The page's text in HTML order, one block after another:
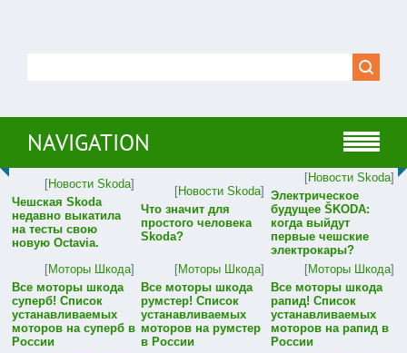
NAVIGATION
[Новости Skoda]
Чешская Skoda
недавно выкатила
на тесты свою
новую Octavia.
[Новости Skoda]
Что значит для
простого человека
Skoda?
[Новости Skoda]
Электрическое
будущее ŠKODA:
когда выйдут
первые чешские
электрокары?
[Моторы Шкода]
Все моторы шкода
суперб! Список
устанавливаемых
моторов на суперб в
России
[Моторы Шкода]
Все моторы шкода
румстер! Список
устанавливаемых
моторов на румстер
в России
[Моторы Шкода]
Все моторы шкода
рапид! Список
устанавливаемых
моторов на рапид в
России